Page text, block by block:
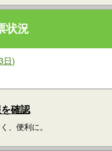
状況
日)
確認
、便利に。